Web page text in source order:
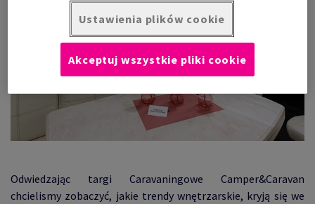
Odwiedzając targi Caravaningowe Camper&Caravan
chcielismy zobaczyć, jakie trendy wnętrzarskie, kryją się we
Ustawienia plików cookie
Akceptuj wszystkie pliki cookie